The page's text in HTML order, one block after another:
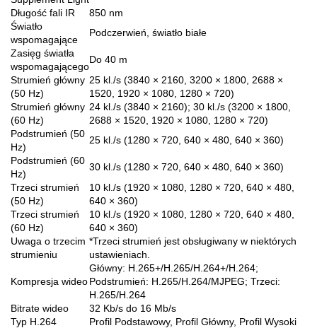
Długość fali IR
850 nm
Światło
wspomagające
Podczerwień, światło białe
Zasięg światła
wspomagającego
Do 40 m
Strumień główny
(50 Hz)
25 kl./s (3840 × 2160, 3200 × 1800, 2688 ×
1520, 1920 × 1080, 1280 × 720)
Strumień główny
(60 Hz)
24 kl./s (3840 × 2160); 30 kl./s (3200 × 1800,
2688 × 1520, 1920 × 1080, 1280 × 720)
Podstrumień (50
Hz)
25 kl./s (1280 × 720, 640 × 480, 640 × 360)
Podstrumień (60
Hz)
30 kl./s (1280 × 720, 640 × 480, 640 × 360)
Trzeci strumień
(50 Hz)
10 kl./s (1920 × 1080, 1280 × 720, 640 × 480,
640 × 360)
Trzeci strumień
(60 Hz)
10 kl./s (1920 × 1080, 1280 × 720, 640 × 480,
640 × 360)
Uwaga o trzecim
strumieniu
*Trzeci strumień jest obsługiwany w niektórych
ustawieniach.
Kompresja wideo
Główny: H.265+/H.265/H.264+/H.264;
Podstrumień: H.265/H.264/MJPEG; Trzeci:
H.265/H.264
Bitrate wideo
32 Kb/s do 16 Mb/s
Typ H.264
Profil Podstawowy, Profil Główny, Profil Wysoki